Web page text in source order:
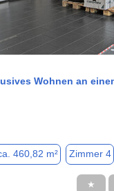
Wohnen an
460,82 m² Zimmer 4
★